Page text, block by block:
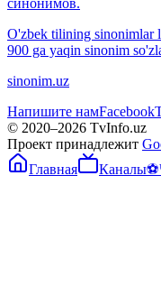
синонимов.
O'zbek tilining sinonimlar
900 ga yaqin sinonim
sinonim.uz
Напишите намFacebook
© 2020–2026 TvInfo.uz
Проект принадлежит
Главная
Каналы⚽